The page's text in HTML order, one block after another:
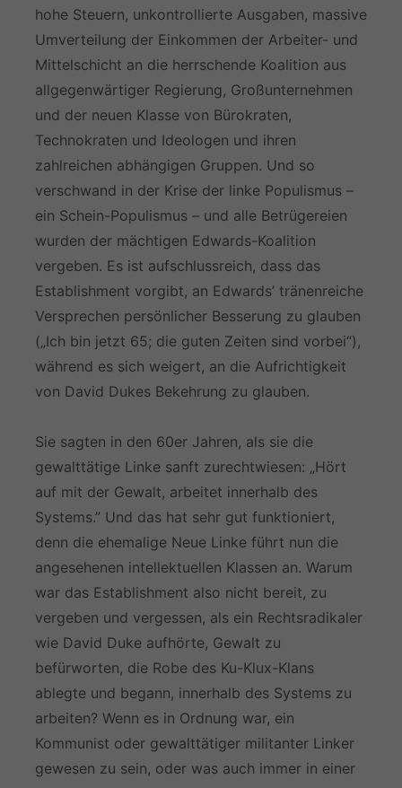
hohe Steuern, unkontrollierte Ausgaben, massive
Umverteilung der Einkommen der Arbeiter- und
Mittelschicht an die herrschende Koalition aus
allgegenwärtiger Regierung, Großunternehmen
und der neuen Klasse von Bürokraten,
Technokraten und Ideologen und ihren
zahlreichen abhängigen Gruppen. Und so
verschwand in der Krise der linke Populismus –
ein Schein-Populismus – und alle Betrügereien
wurden der mächtigen Edwards-Koalition
vergeben. Es ist aufschlussreich, dass das
Establishment vorgibt, an Edwards’ tränenreiche
Versprechen persönlicher Besserung zu glauben
(„Ich bin jetzt 65; die guten Zeiten sind vorbei“),
während es sich weigert, an die Aufrichtigkeit
von David Dukes Bekehrung zu glauben.
Sie sagten in den 60er Jahren, als sie die
gewalttätige Linke sanft zurechtwiesen: „Hört
auf mit der Gewalt, arbeitet innerhalb des
Systems.” Und das hat sehr gut funktioniert,
denn die ehemalige Neue Linke führt nun die
angesehenen intellektuellen Klassen an. Warum
war das Establishment also nicht bereit, zu
vergeben und vergessen, als ein Rechtsradikaler
wie David Duke aufhörte, Gewalt zu
befürworten, die Robe des Ku-Klux-Klans
ablegte und begann, innerhalb des Systems zu
arbeiten? Wenn es in Ordnung war, ein
Kommunist oder gewalttätiger militanter Linker
gewesen zu sein, oder was auch immer in einer